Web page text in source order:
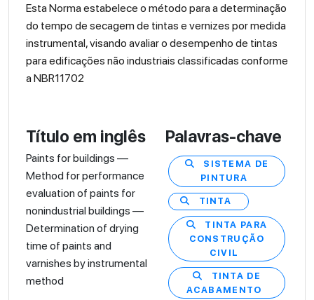
Esta Norma estabelece o método para a determinação
do tempo de secagem de tintas e vernizes por medida
instrumental, visando avaliar o desempenho de tintas
para edificações não industriais classificadas conforme
a NBR11702
Título em inglês
Paints for buildings —
Method for performance
evaluation of paints for
nonindustrial buildings —
Determination of drying
time of paints and
varnishes by instrumental
method
Palavras-chave
SISTEMA DE
PINTURA
TINTA
TINTA PARA
CONSTRUÇÃO
CIVIL
TINTA DE
ACABAMENTO